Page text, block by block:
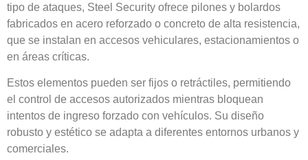
tipo de ataques, Steel Security ofrece pilones y bolardos
fabricados en acero reforzado o concreto de alta resistencia,
que se instalan en accesos vehiculares, estacionamientos o
en áreas críticas.
Estos elementos pueden ser fijos o retráctiles, permitiendo
el control de accesos autorizados mientras bloquean
intentos de ingreso forzado con vehículos. Su diseño
robusto y estético se adapta a diferentes entornos urbanos y
comerciales.